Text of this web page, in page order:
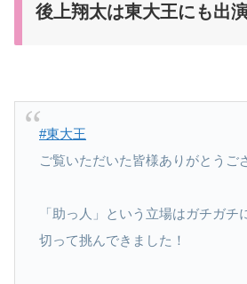
後上翔太は東大王にも出
#東大王
ご覧いただいた皆様ありがとうご
「助っ人」という立場はガチガチ
切って挑んできました！